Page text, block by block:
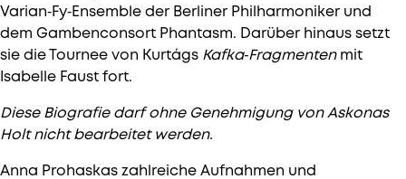
Varian‑Fy‑Ensemble der Berliner Philharmoniker und
dem Gambenconsort Phantasm. Darüber hinaus setzt
sie die Tournee von Kurtágs Kafka‑Fragmentenmit
Isabelle Faust fort.
Diese Biografie darf ohne Genehmigung von Askonas
Holt nicht bearbeitet werden.
Anna Prohaskas zahlreiche Aufnahmen und